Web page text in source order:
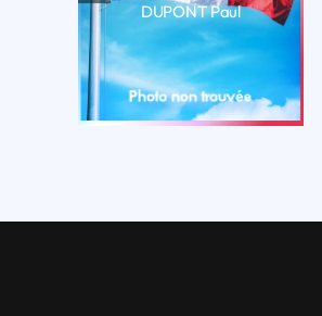
DUPONT Paul
LIRE LA BIO